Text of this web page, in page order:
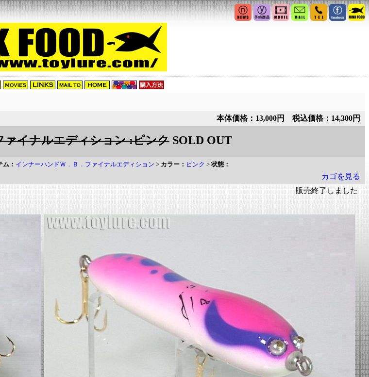
本体価格：13,000円 税込価格：14,300円
ァイナルエディション :ピンク SOLD OUT
ム： インナーハンドＷ．Ｂ．ファイナルエディション > カラー： ピンク >状態：
カゴを見る
販売終了しました